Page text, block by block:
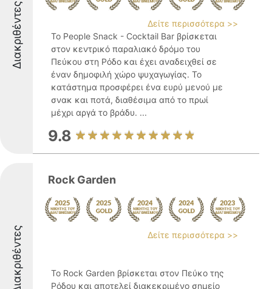
Διακριθέντες
Δείτε περισσότερα >>
Το People Snack - Cocktail Bar βρίσκεται
στον κεντρικό παραλιακό δρόμο του
Πεύκου στη Ρόδο και έχει αναδειχθεί σε
έναν δημοφιλή χώρο ψυχαγωγίας. Το
κατάστημα προσφέρει ένα ευρύ μενού με
σνακ και ποτά, διαθέσιμα από το πρωί
μέχρι αργά το βράδυ. ...
9.8
Διακριθέντες
Rock Garden
Δείτε περισσότερα >>
Το Rock Garden βρίσκεται στον Πεύκο της
Ρόδου και αποτελεί διακεκριμένο σημείο